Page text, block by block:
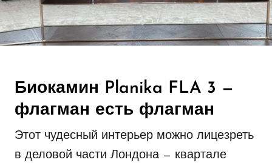
Биокамин Planika FLA 3 —
флагман есть флагман
Этот чудесный интерьер можно лицезреть
в деловой части Лондона — квартале